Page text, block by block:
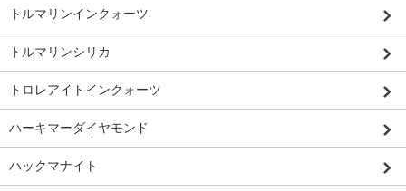
トルマリンインクォーツ
トルマリンシリカ
トロレアイトインクォーツ
ハーキマーダイヤモンド
ハックマナイト